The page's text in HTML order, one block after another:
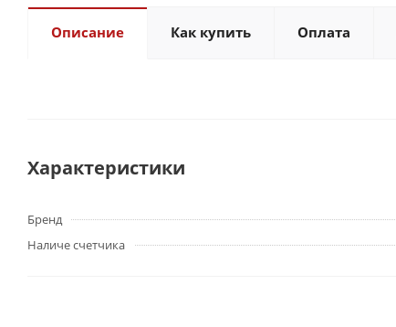
Описание Как купить Оплата
Характеристики
Бренд
Наличе счетчика